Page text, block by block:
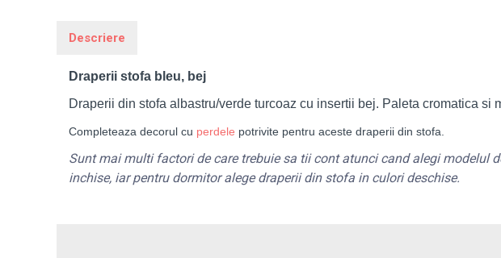
Descriere
Draperii stofa bleu, bej
Draperii din stofa albastru/verde turcoaz cu insertii bej. Paleta cromatica
Completeaza decorul cu perdele potrivite pentru aceste draperii din stofa.
Sunt mai multi factori de care trebuie sa tii cont atunci cand alegi modelul
inchise, iar pentru dormitor alege draperii din stofa in culori deschise.